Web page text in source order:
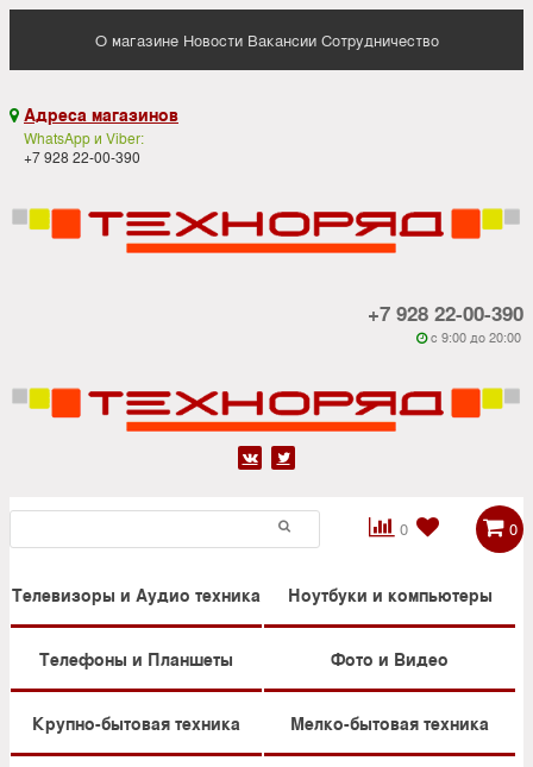
О магазине Новости Вакансии Сотрудничество
 Адреса магазинов
WhatsApp и Viber:
+7 928 22-00-390
+7 928 22-00-390
 c 9:00 до 20:00
 
0

 0
Телевизоры и Аудио техника Ноутбуки и компьютеры
Телефоны и Планшеты Фото и Видео
Крупно-бытовая техника Мелко-бытовая техника